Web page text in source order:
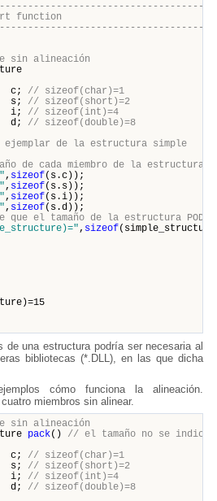
start
sin alineación
// sizeof(char)=1
// sizeof(short)=2
// sizeof(int)=4
// sizeof(double)=8
ejemplar de la estructura simple
de cada miembro de la estructura
, sizeof(s.c));
, sizeof(s.s));
, sizeof(s.i));
, sizeof(s.d));
que el tamaño de la estructura POD
, sizeof
de una estructura podría ser necesaria al
bibliotecas (*.DLL), en las que dicha
cómo funciona la alineación.
miembros sin alinear.
sin alineación
pack() // el tamaño no se
// sizeof(char)=1
// sizeof(short)=2
// sizeof(int)=4
// sizeof(double)=8